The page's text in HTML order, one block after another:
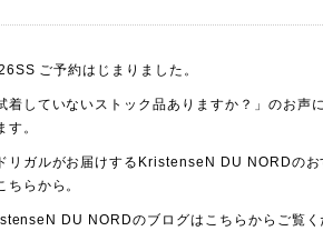
ご予約はじまりました。
着していないストック品ありますか？」のお
す。
リガルがお届けするKristenseN DU NORDの
ちら から。
DU NORDのブログはこちらから ご覧く